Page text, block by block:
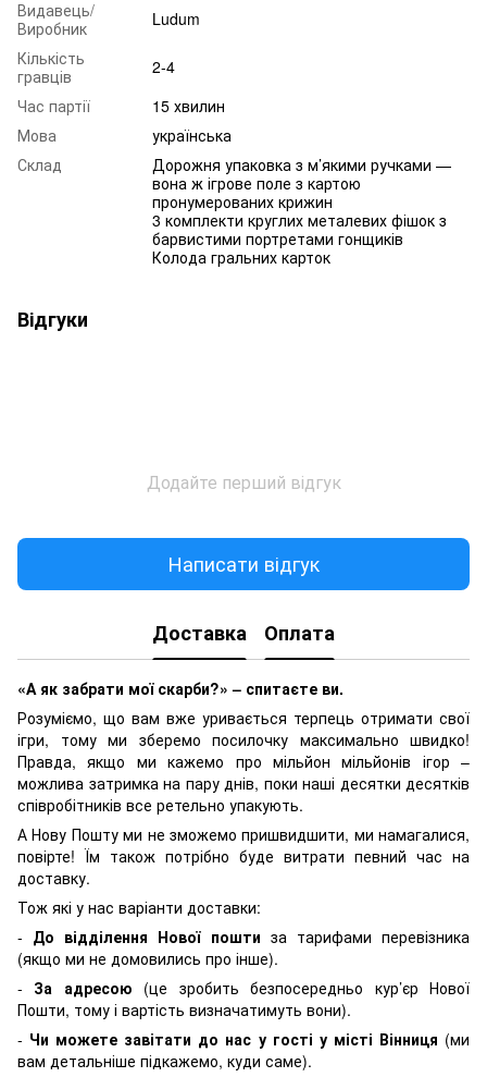
Видавець/
Виробник
Ludum
Кількість
гравців
2-4
Час партії
15 хвилин
Мова
українська
Склад
Дорожня упаковка з м’якими ручками —
вона ж ігрове поле з картою
пронумерованих крижин
3 комплекти круглих металевих фішок з
барвистими портретами гонщиків
Колода гральних карток
Відгуки
Додайте перший відгук
Написати відгук
Доставка Оплата
«А як забрати мої скарби?» – спитаєте ви.
Розуміємо, що вам вже уривається терпець отримати свої
ігри, тому ми зберемо посилочку максимально швидко!
Правда, якщо ми кажемо про мільйон мільйонів ігор –
можлива затримка на пару днів, поки наші десятки десятків
співробітників все ретельно упакують.
А Нову Пошту ми не зможемо пришвидшити, ми намагалися,
повірте! Їм також потрібно буде витрати певний час на
доставку.
Тож які у нас варіанти доставки:
- До відділення Нової пошти за тарифами перевізника
(якщо ми не домовились про інше).
- За адресою (це зробить безпосередньо кур’єр Нової
Пошти, тому і вартість визначатимуть вони).
- Чи можете завітати до нас у гості у місті Вінниця (ми
вам детальніше підкажемо, куди саме).